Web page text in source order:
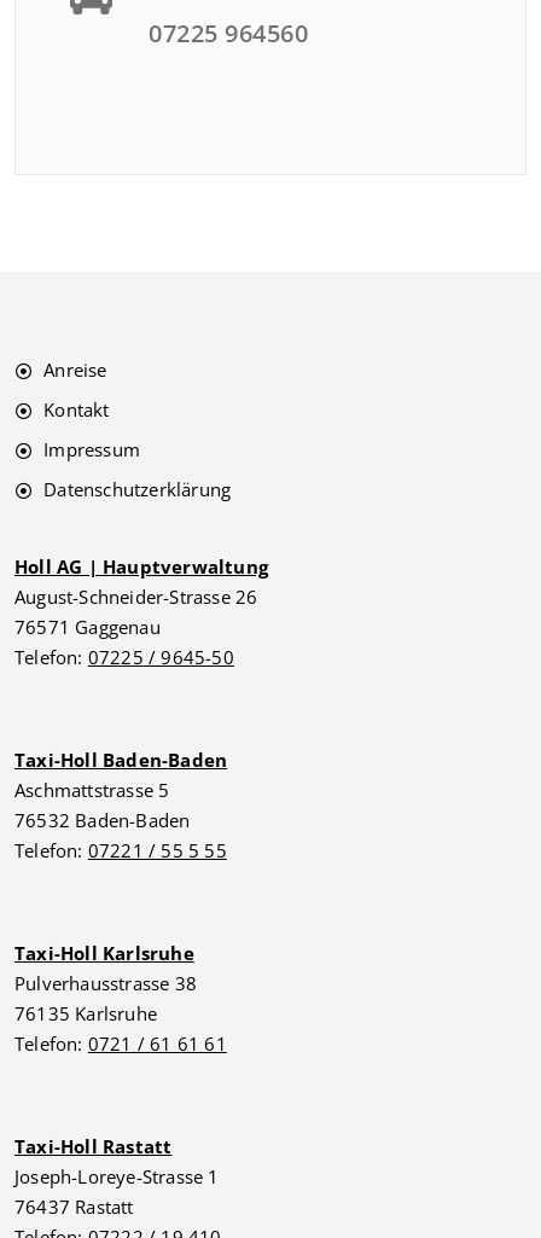
07225 964560
Anreise
Kontakt
Impressum
Datenschutzerklärung
Holl AG | Hauptverwaltung
August-Schneider-Strasse 26
76571 Gaggenau
Telefon: 07225 / 9645-50
Taxi-Holl Baden-Baden
Aschmattstrasse 5
76532 Baden-Baden
Telefon: 07221 / 55 5 55
Taxi-Holl Karlsruhe
Pulverhausstrasse 38
76135 Karlsruhe
Telefon: 0721 / 61 61 61
Taxi-Holl Rastatt
Joseph-Loreye-Strasse 1
76437 Rastatt